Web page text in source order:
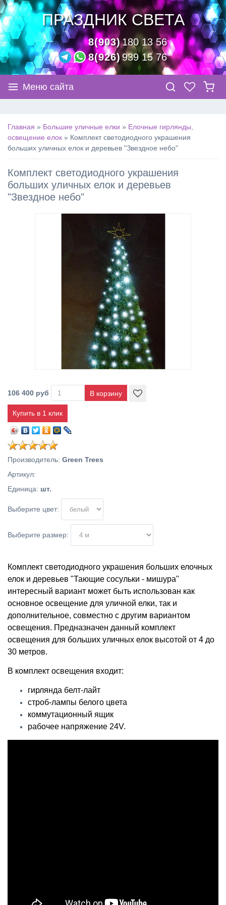
ПРАЗДНИК СВЕТА
8(903)180 13 56
8(926)939 15 76
Меню сайта
Главная » Большие уличные елки » Елочные гирлянды,
освещение елок » Комплект светодиодного украшения
больших уличных елок и деревьев "Звездное небо"
Комплект светодиодного украшения
больших уличных елок и деревьев
"Звездное небо"
106 400 руб
Купить в 1 клик
Производитель: Green Trees
Артикул:
Единица: шт.
Выберите цвет:
Выберите размер:
Комплект светодиодного украшения больших елочных
елок и деревьев "Тающие сосульки - мишура"
интересный вариант может быть использован как
основное освещение для уличной елки, так и
дополнительное, совместно с другим вариантом
освещения. Предназначен данный комплект
освещения для больших уличных елок высотой от 4 до
30 метров.
В комплект освещения входит:
гирлянда белт-лайт
строб-лампы белого цвета
коммутационный ящик
рабочее напряжение 24V.